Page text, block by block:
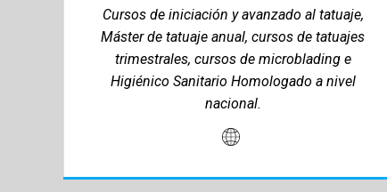
Cursos de iniciación y avanzado al tatuaje,
Máster de tatuaje anual, cursos de tatuajes
trimestrales, cursos de microblading e
Higiénico Sanitario Homologado a nivel
nacional.